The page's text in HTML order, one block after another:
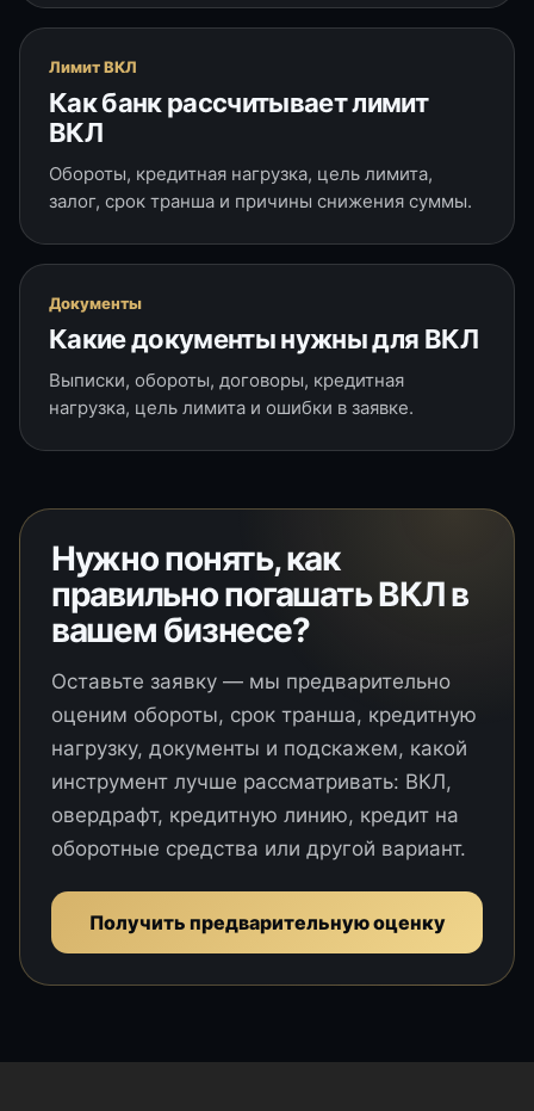
Лимит ВКЛ
Как банк рассчитывает лимит
ВКЛ
Обороты, кредитная нагрузка, цель лимита,
залог, срок транша и причины снижения суммы.
Документы
Какие документы нужны для ВКЛ
Выписки, обороты, договоры, кредитная
нагрузка, цель лимита и ошибки в заявке.
Нужно понять, как
правильно погашать ВКЛ в
вашем бизнесе?
Оставьте заявку — мы предварительно
оценим обороты, срок транша, кредитную
нагрузку, документы и подскажем, какой
инструмент лучше рассматривать: ВКЛ,
овердрафт, кредитную линию, кредит на
оборотные средства или другой вариант.
Получить предварительную оценку